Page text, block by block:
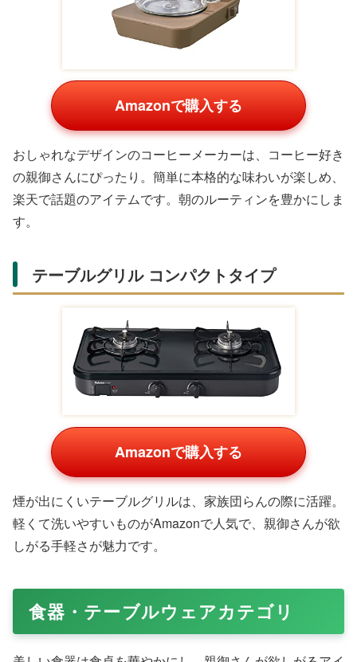
Amazonで購入する
高品質なものが楽天で人気で、名入れで思い出に残りま
す。親御さんの食事をより楽しく彩ります。
夫婦茶碗とお箸のギフトセット
Amazonで購入する
おしゃれな柄の夫婦茶碗と箸のセットは、毎日のご飯タイ
ムを特別に。耐久性のある磁器製で、Amazonのベストセ
ラー。親御さんが欲しがる日常使いの逸品です。
レコルト レインドリップコーヒーメーカ
ー